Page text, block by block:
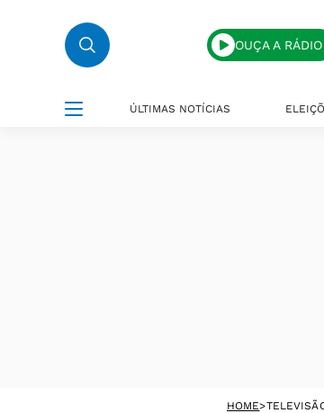
OUÇA A RÁDIO
ÚLTIMAS NOTÍCIAS
HOME>